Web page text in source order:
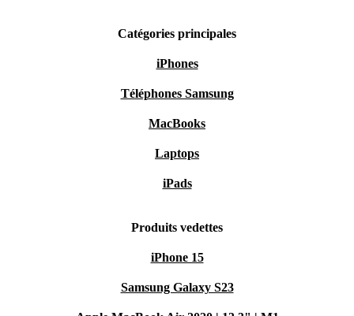
Catégories principales
iPhones
Téléphones Samsung
MacBooks
Laptops
iPads
Produits vedettes
iPhone 15
Samsung Galaxy S23